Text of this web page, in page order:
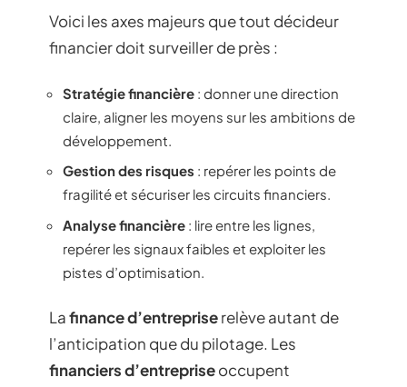
Voici les axes majeurs que tout décideur
financier doit surveiller de près :
Stratégie financière : donner une direction
claire, aligner les moyens sur les ambitions de
développement.
Gestion des risques : repérer les points de
fragilité et sécuriser les circuits financiers.
Analyse financière : lire entre les lignes,
repérer les signaux faibles et exploiter les
pistes d’optimisation.
Lafinance d’entrepriserelève autant de
l’anticipation que du pilotage. Les
financiers d’entrepriseoccupent